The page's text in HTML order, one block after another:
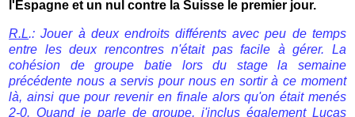
l'Espagne et un nul contre la Suisse le premier jour.
R.L.: Jouer à deux endroits différents avec peu de temps
entre les deux rencontres n'était pas facile à gérer. La
cohésion de groupe batie lors du stage la semaine
précédente nous a servis pour nous en sortir à ce moment
là, ainsi que pour revenir en finale alors qu'on était menés
2-0. Quand je parle de groupe, j'inclus également Lucas